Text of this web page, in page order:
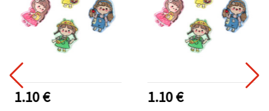
1.10 € 1.10 €